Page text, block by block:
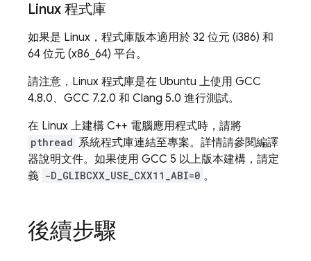
Linux 程式庫
如果是 Linux，程式庫版本適用於 32 位元 (i386) 和
64 位元 (x86_64) 平台。
請注意，Linux 程式庫是在 Ubuntu 上使用 GCC
4.8.0、GCC 7.2.0 和 Clang 5.0 進行測試。
在 Linux 上建構 C++ 電腦應用程式時，請將
pthread 系統程式庫連結至專案。詳情請參閱編譯
器說明文件。如果使用 GCC 5 以上版本建構，請定
義 -D_GLIBCXX_USE_CXX11_ABI=0 。
後續步驟